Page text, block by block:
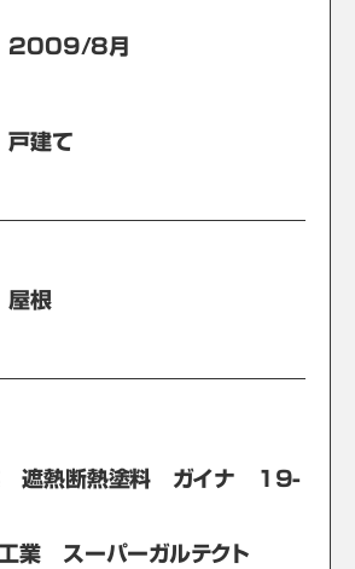
2009/8月
戸建て
屋根
業 遮熱断熱塗料 ガイナ 19-
工業 スーパーガルテクト